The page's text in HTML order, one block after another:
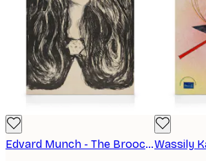
Edvard Munch - The Brooch, Eva Mudocci Kanvaasi